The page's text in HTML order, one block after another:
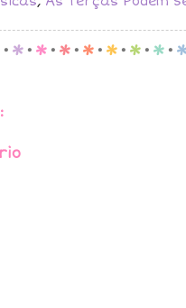
. p . p . p . p . p . p . p .